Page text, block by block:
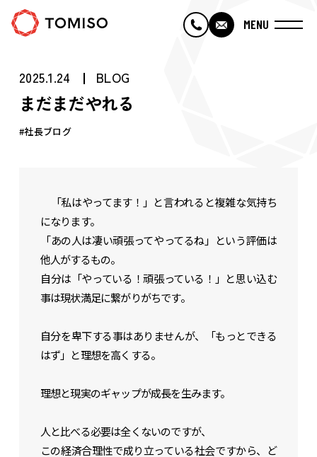
・TOP
・トミソーについて
・トミソーの仕事
・採用情報
・会社概要
・トミソーのお知らせ
・SNS
店舗事業「いちといち」
MENU
2025.1.24 BLOG
まだまだやれる
#社長ブログ
「私はやってます！」と言われると複雑な気持ち
になります。
「あの人は凄い頑張ってやってるね」という評価は
他人がするもの。
自分は「やっている！頑張っている！」と思い込む
事は現状満足に繋がりがちです。
自分を卑下する事はありませんが、「もっとできる
はず」と理想を高くする。
理想と現実のギャップが成長を生みます。
人と比べる必要は全くないのですが、
この経済合理性で成り立っている社会ですから、ど